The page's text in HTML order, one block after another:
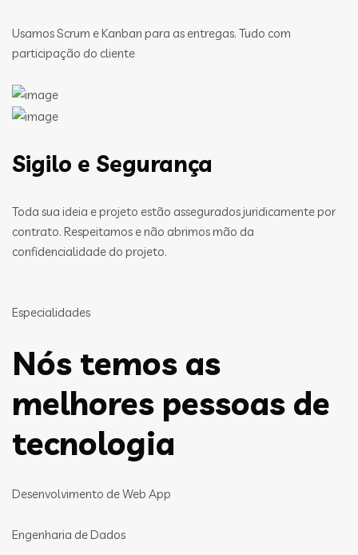
Usamos Scrum e Kanban para as entregas. Tudo com
participação do cliente
Sigilo e Segurança
Toda sua ideia e projeto estão assegurados juridicamente por
contrato. Respeitamos e não abrimos mão da
confidencialidade do projeto.
Especialidades
Nós temos as
melhores pessoas de
tecnologia
Desenvolvimento de Web App
Engenharia de Dados